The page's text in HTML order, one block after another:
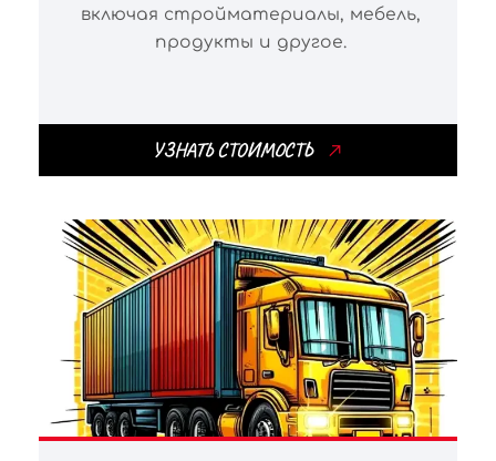
включая стройматериалы, мебель,
продукты и другое.
УЗНАТЬ СТОИМОСТЬ